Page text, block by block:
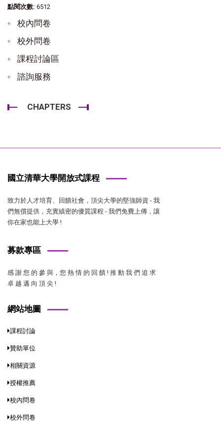
點閱次數: 6512
校內問卷
校外問卷
課程討論區
諮詢服務
CHAPTERS
國立清華大學開放式課程
致力於人才培育、回饋社會，頂尖大學的堅強師資 - 我
們無償提供，充實縝密的優質課程 - 我們免費上傳，讓
你在家也能上大學 !
募款專區
感 謝 您 的 參 與，您 熱 情 的 回 饋 ! 推 動 我 們 追 求
卓 越 邁 向 頂 尖 !
網站地圖
課程討論
贊助單位
相關資源
授權推薦
校內問卷
校外問卷